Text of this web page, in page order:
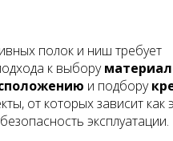
полок и ниш требует
к выбору
и подбору
от которых зависит как
эксплуатации.